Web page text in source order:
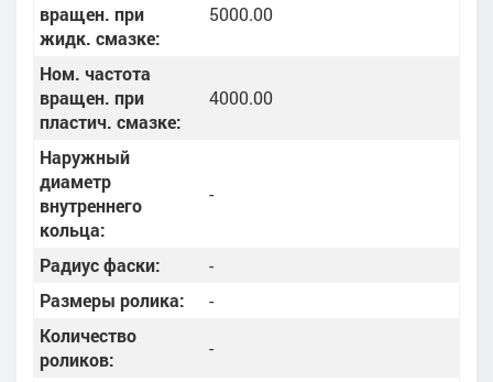
вращен. при
жидк. смазке:
5000.00
Ном. частота
вращен. при
пластич. смазке:
4000.00
Наружный
диаметр
внутреннего
кольца:
-
Радиус фаски:
-
Размеры ролика:
-
Количество
роликов:
-